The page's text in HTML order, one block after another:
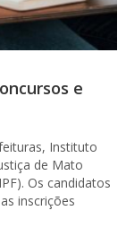
e
Instituto
de Mato
Os candidatos
inscrições